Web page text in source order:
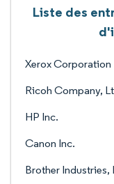
Liste des
Xerox Corporation
Ricoh Company,
HP Inc.
Canon Inc.
Brother Industries,